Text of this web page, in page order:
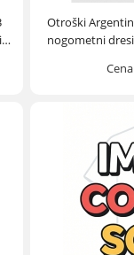
Otroški
nogometni